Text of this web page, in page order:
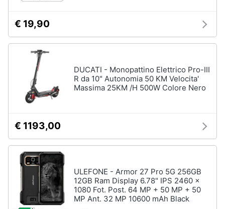
€ 19,90
DUCATI - Monopattino Elettrico Pro-III
R da 10" Autonomia 50 KM Velocita'
Massima 25KM /H 500W Colore Nero
€ 1193,00
ULEFONE - Armor 27 Pro 5G 256GB
12GB Ram Display 6.78" IPS 2460 x
1080 Fot. Post. 64 MP + 50 MP + 50
MP Ant. 32 MP 10600 mAh Black